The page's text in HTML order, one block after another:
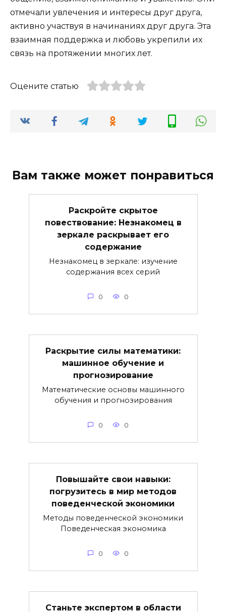
отмечали увлечения и интересы друг друга,
активно участвуя в начинаниях друг друга. Эта
взаимная поддержка и любовь укрепили их
связь на протяжении многих лет.
Оцените статью
Вам также может понравиться
Раскройте скрытое
повествование: Незнакомец в
зеркале раскрывает его
содержание
Незнакомец в зеркале: изучение
содержания всех серий
0 0
Раскрытие силы математики:
машинное обучение и
прогнозирование
Математические основы машинного
обучения и прогнозирования
0 0
Повышайте свои навыки:
погрузитесь в мир методов
поведенческой экономики
Методы поведенческой экономики
Поведенческая экономика
0 0
Станьте экспертом в области